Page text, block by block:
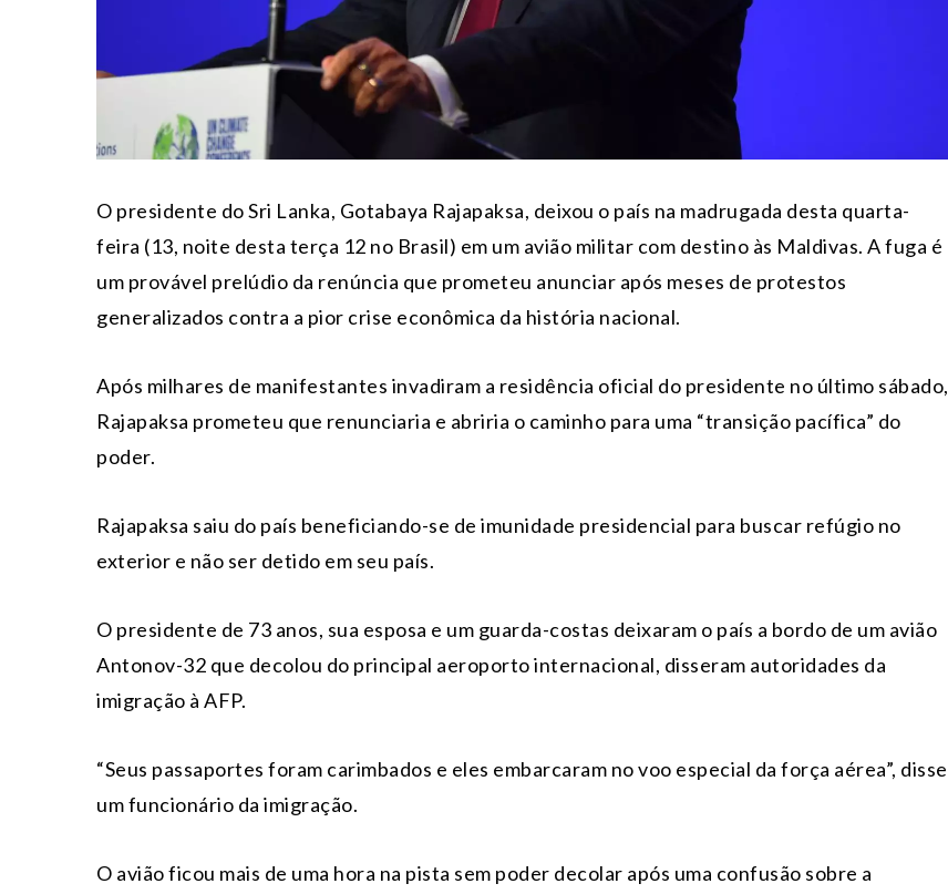
O presidente do Sri Lanka, Gotabaya Rajapaksa, deixou o país na madrugada desta quarta-
feira (13, noite desta terça 12 no Brasil) em um avião militar com destino às Maldivas. A fuga é
um provável prelúdio da renúncia que prometeu anunciar após meses de protestos
generalizados contra a pior crise econômica da história nacional.
Após milhares de manifestantes invadiram a residência oficial do presidente no último sábado,
Rajapaksa prometeu que renunciaria e abriria o caminho para uma “transição pacífica” do
poder.
Rajapaksa saiu do país beneficiando-se de imunidade presidencial para buscar refúgio no
exterior e não ser detido em seu país.
O presidente de 73 anos, sua esposa e um guarda-costas deixaram o país a bordo de um avião
Antonov-32 que decolou do principal aeroporto internacional, disseram autoridades da
imigração à AFP.
“Seus passaportes foram carimbados e eles embarcaram no voo especial da força aérea”, disse
um funcionário da imigração.
O avião ficou mais de uma hora na pista sem poder decolar após uma confusão sobre a